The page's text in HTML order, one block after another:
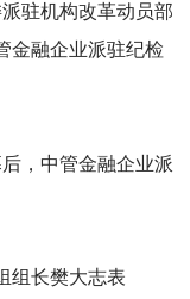
驻机构改革动员部
金融企业派驻纪检
，中管金融企业派
组长樊大志表